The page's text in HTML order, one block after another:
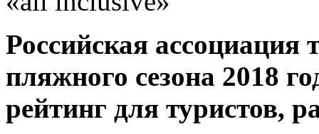
Российская ассоциация
пляжного сезона 2018
рейтинг для туристов,